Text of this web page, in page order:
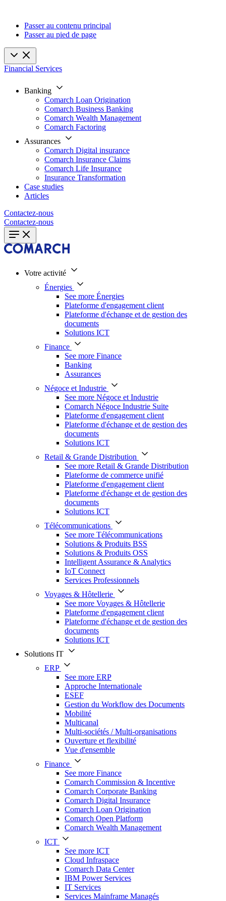
Passer au contenu principal
Passer au pied de page
Financial Services
Banking
Comarch Loan Origination
Comarch Business Banking
Comarch Wealth Management
Comarch Factoring
Assurances
Comarch Digital insurance
Comarch Insurance Claims
Comarch Life Insurance
Insurance Transformation
Case studies
Articles
Contactez-nous
Contactez-nous
Votre activité
Énergies
See more Énergies
Plateforme d'engagement client
Plateforme d'échange et de gestion des
documents
Solutions ICT
Finance
See more Finance
Banking
Assurances
Négoce et Industrie
See more Négoce et Industrie
Comarch Négoce Industrie Suite
Plateforme d'engagement client
Plateforme d'échange et de gestion des
documents
Solutions ICT
Retail & Grande Distribution
See more Retail & Grande Distribution
Plateforme de commerce unifié
Plateforme d'engagement client
Plateforme d'échange et de gestion des
documents
Solutions ICT
Télécommunications
See more Télécommunications
Solutions & Produits BSS
Solutions & Produits OSS
Intelligent Assurance & Analytics
IoT Connect
Services Professionnels
Voyages & Hôtellerie
See more Voyages & Hôtellerie
Plateforme d'engagement client
Plateforme d'échange et de gestion des
documents
Solutions ICT
Solutions IT
ERP
See more ERP
Approche Internationale
ESEF
Gestion du Workflow des Documents
Mobilité
Multicanal
Multi-sociétés / Multi-organisations
Ouverture et flexibilité
Vue d'ensemble
Finance
See more Finance
Comarch Commission & Incentive
Comarch Corporate Banking
Comarch Digital Insurance
Comarch Loan Origination
Comarch Open Platform
Comarch Wealth Management
ICT
See more ICT
Cloud Infraspace
Comarch Data Center
IBM Power Services
IT Services
Services Mainframe Managés